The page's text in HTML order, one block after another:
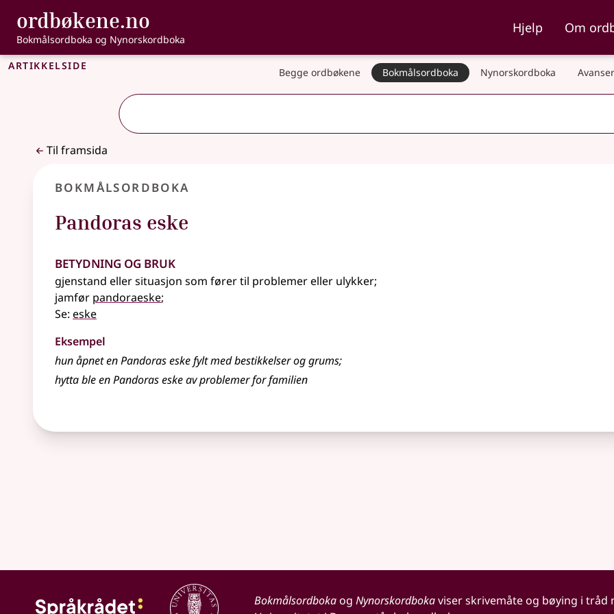
Gå til hovudinnhald
Tilgjenge
ordbøkene.no , Bokmålsordboka og Nynorskordboka
Bokmålsordboka og Nynorskordboka
Hjelp Om
Artikkelside Begge ordbøkene Bokmålsordboka Nynorskordboka
Til framsida
Bokmålsordboka
Pandoras eske
Betydning og bruk
gjenstand eller situasjon som fører til problemer eller ulykker;
jamfør pandoraeske;
Se: eske
Eksempel
hun åpnet en Pandoras eske fylt med bestikkelser og grums;
hytta ble en Pandoras eske av problemer for familien
Bokmålsordbokaog Nynorskordbokaviser skrivemåte og bøying i tråd